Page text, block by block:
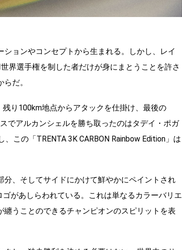
ョンやコンセプトから生まれる。しかし、レイ
界選手権を制した者だけが身にまとうことを許さ
だ。
り100km地点からアタックを仕掛け、最後の
でアルカンシェルを勝ち取ったのはタデイ・ポガ
この「TRENTA 3K CARBON Rainbow Edition」は
、そしてサイドにかけて鮮やかにペイントされ
があしらわれている。これは単なるカラーバリエ
うことのできるチャンピオンのスピリットを表